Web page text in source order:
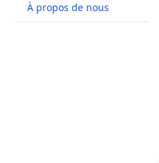
À propos de nous